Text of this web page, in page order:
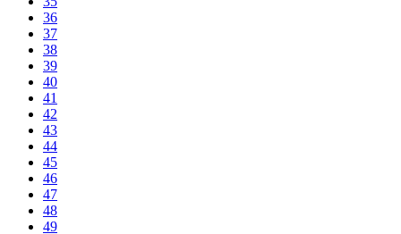
36
37
38
39
40
41
42
43
44
45
46
47
48
49